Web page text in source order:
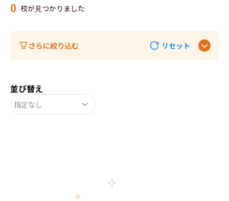
0 校が見つかりました
さらに絞り込む リセット
並び替え
指定なし